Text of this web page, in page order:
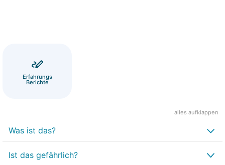
Erfahrungs
Berichte
alles aufklappen
Was ist das?
Ist das gefährlich?